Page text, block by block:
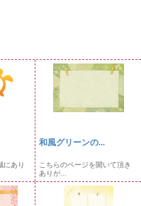
にあり
和風グリーンの...
こちらのページを開いて頂き
ありが...